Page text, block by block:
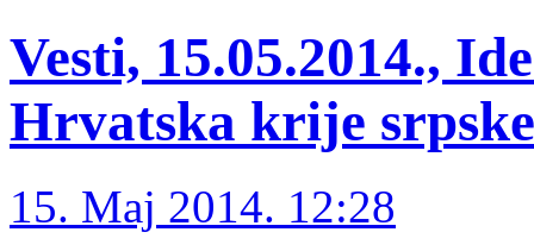
Vesti, 15.05.2014.,
Hrvatska krije
15. Maj 2014. 12:28